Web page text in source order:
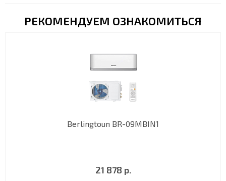
РЕКОМЕНДУЕМ ОЗНАКОМИТЬСЯ
Berlingtoun BR-09MBIN1
21 878 р.